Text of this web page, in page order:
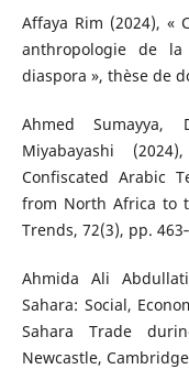
Affaya Rim (2024), «
anthropologie de
diaspora », thèse de
Ahmed
Miyabayashi
Confiscated Arabic
from North Africa to
Trends, 72(3), pp.
Ahmida Ali
Sahara: Social,
Sahara Trade
Newcastle,